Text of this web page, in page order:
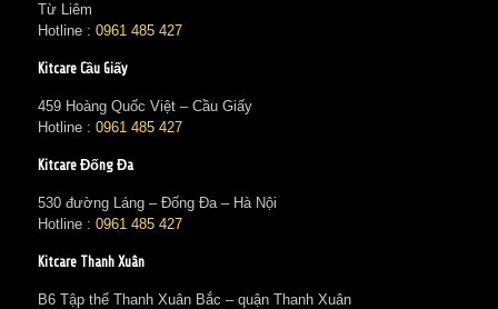
Từ Liêm
Hotline : 0961 485 427
Kitcare Cầu Giấy
459 Hoàng Quốc Việt – Cầu Giấy
Hotline : 0961 485 427
Kitcare Đống Đa
530 đường Láng – Đống Đa – Hà Nội
Hotline : 0961 485 427
Kitcare Thanh Xuân
B6 Tập thể Thanh Xuân Bắc – quận Thanh Xuân